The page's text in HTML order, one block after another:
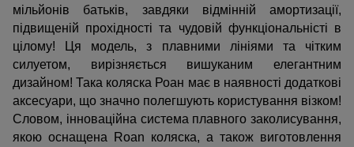
мільйонів батьків, завдяки відмінній амортизації,
підвищеній прохідності та чудовій функціональністі в
цілому! Ця модель, з плавними лініями та чітким
силуетом, вирізняється вишуканим елегантним
дизайном! Така коляска Роан має в наявності додаткові
аксесуари, що значно полегшують користування візком!
Словом, інноваційна система плавного заколисування,
якою оснащена Roan коляска, а також виготовлення